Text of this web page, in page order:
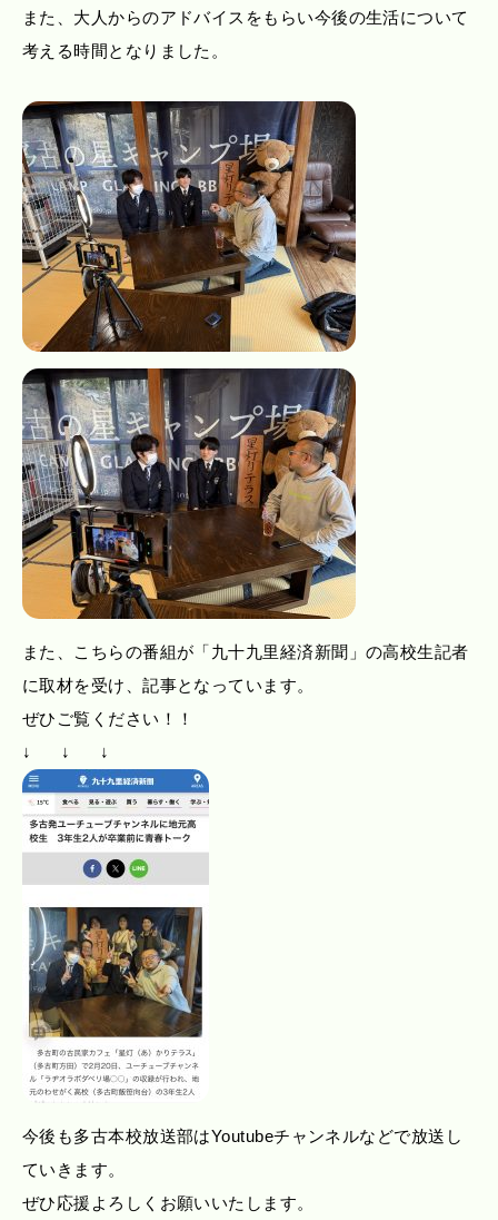
また、大人からのアドバイスをもらい今後の生活について
考える時間となりました。
また、こちらの番組が「九十九里経済新聞」の高校生記者
に取材を受け、記事となっています。
ぜひご覧ください！！
↓ ↓ ↓
今後も多古本校放送部はYoutubeチャンネルなどで放送し
ていきます。
ぜひ応援よろしくお願いいたします。